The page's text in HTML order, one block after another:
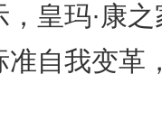
皇玛·康
自我变革